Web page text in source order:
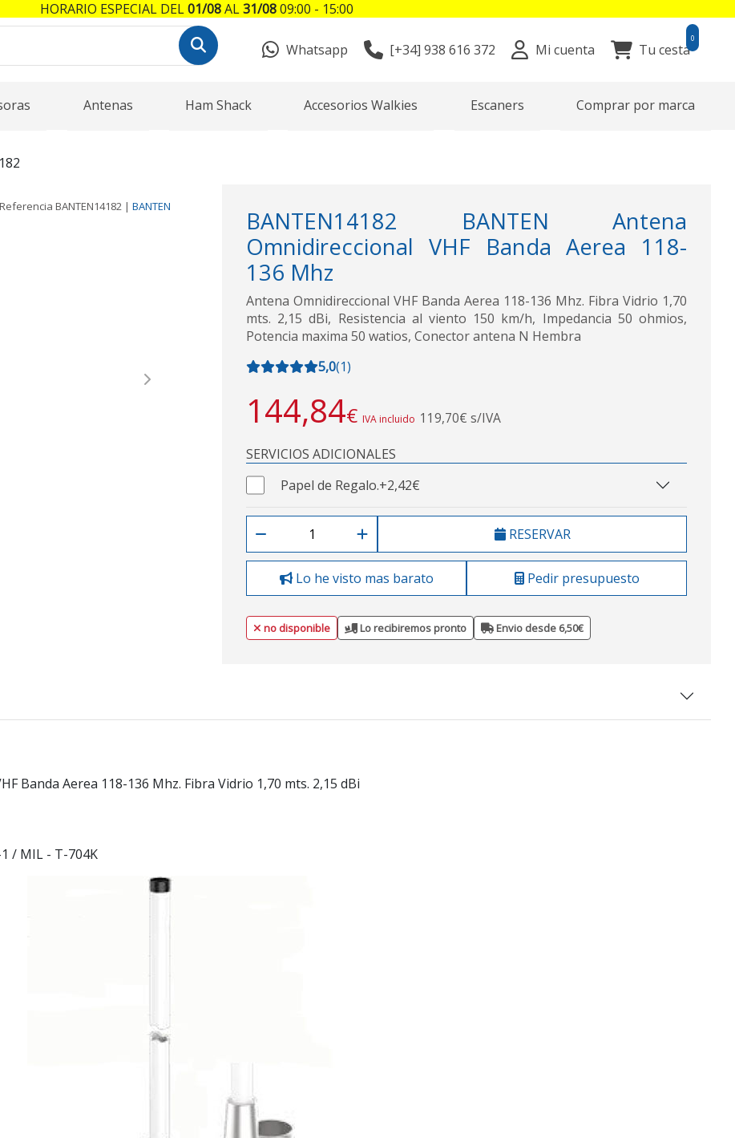
Whatsapp [+34] 938 616 372 Mi cuenta Tu cesta
0
Antenas Ham Shack Accesorios Walkies Escaners Comprar por marca
Referencia BANTEN14182 | BANTEN
Next
BANTEN14182 BANTEN Antena
Omnidireccional VHF Banda Aerea 118-
136 Mhz
Antena Omnidireccional VHF Banda Aerea 118-136 Mhz. Fibra Vidrio 1,70
mts. 2,15 dBi, Resistencia al viento 150 km/h, Impedancia 50 ohmios,
Potencia maxima 50 watios, Conector antena N Hembra
5,0(1)
144,84€ IVA incluido 119,70€ s/IVA
SERVICIOS ADICIONALES
Papel de Regalo.+2,42€
RESERVAR
Lo he visto mas barato Pedir presupuesto
no disponible Lo recibiremos pronto Envio desde 6,50€
Banda Aerea 118-136 Mhz. Fibra Vidrio 1,70 mts. 2,15 dBi
/ MIL - T-704K
HORARIO ESPECIAL DEL01/08AL31/0809:00 - 15:00